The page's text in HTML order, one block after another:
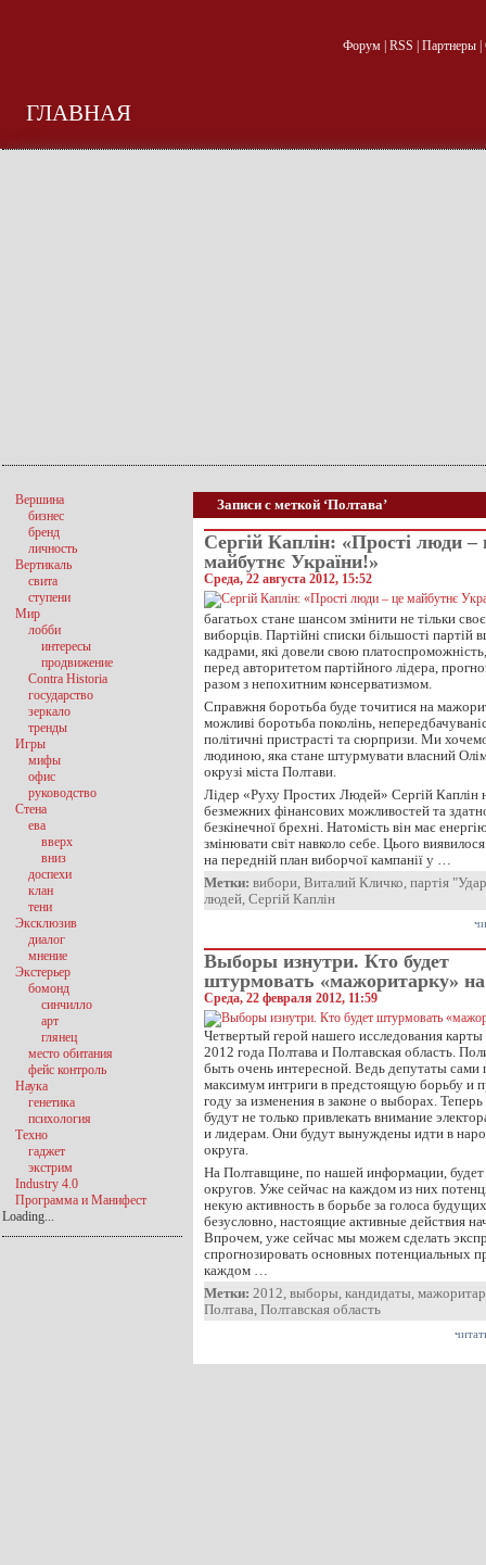
Форум| RSS Партнеры|
ГЛАВНАЯ
Записи с меткой ‘Полтава’
Сергій Каплін: «Прості люди –
майбутнє України!»
Среда, 22 августа 2012, 15:52
багатьох стане шансом змінити не тільки
виборців. Партійні списки більшості партій
кадрами, які довели свою платоспроможність,
перед авторитетом партійного лідера,
разом з непохитним консерватизмом.
Справжня боротьба буде точитися на
можливі боротьба поколінь,
політичні пристрасті та сюрпризи. Ми
людиною, яка стане штурмувати власний
окрузі міста Полтави.
Лідер «Руху Простих Людей» Сергій Каплін
безмежних фінансових можливостей та
безкінечної брехні. Натомість він має
змінювати світ навколо себе. Цього
на передній план виборчої кампанії у …
Метки: вибори, Виталий Кличко, партія
людей, Сергій Каплін
Выборы изнутри. Кто будет
штурмовать «мажоритарку»
Среда, 22 февраля 2012, 11:59
Четвертый герой нашего исследования
2012 года Полтава и Полтавская область.
быть очень интересной. Ведь депутаты сами
максимум интриги в предстоящую борьбу и
году за изменения в законе о выборах.
будут не только привлекать внимание
и лидерам. Они будут вынуждены идти в
округа.
На Полтавщине, по нашей информации,
округов. Уже сейчас на каждом из них
некую активность в борьбе за голоса
безусловно, настоящие активные действия
Впрочем, уже сейчас мы можем сделать
спрогнозировать основных потенциальных
каждом …
Метки: 2012, выборы, кандидаты,
Полтава, Полтавская область
Вершина
бизнес
бренд
личность
Вертикаль
свита
ступени
Мир
лобби
интересы
продвижение
Contra Historia
государство
зеркало
тренды
Игры
мифы
офис
руководство
Стена
ева
вверх
вниз
доспехи
клан
тени
Эксклюзив
диалог
мнение
Экстерьер
бомонд
синчилло
арт
глянец
место обитания
фейс контроль
Наука
генетика
психология
Техно
гаджет
экстрим
Industry 4.0
Программа и Манифест
Loading...